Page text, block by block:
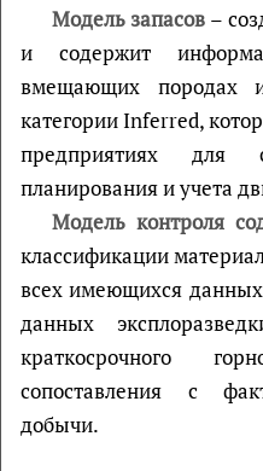
Модель запасов –
и содержит
вмещающих породах
категории Inferred,
предприятиях для
планирования и учета
Модель контроля
классификации
всех имеющихся
данных
краткосрочного
сопоставления с
добычи.